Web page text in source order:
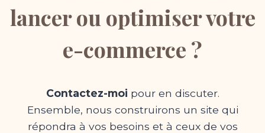
lancer ou optimiser votre
e-commerce ?
Contactez-moi pour en discuter.
Ensemble, nous construirons un site qui
répondra à vos besoins et à ceux de vos